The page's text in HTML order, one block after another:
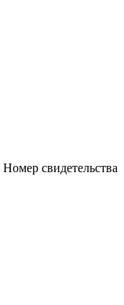
Номер свидетельства